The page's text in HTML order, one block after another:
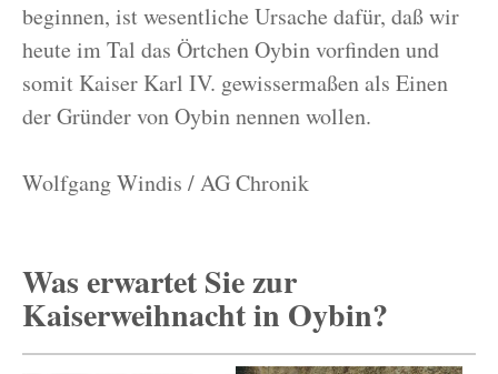
beginnen, ist wesentliche Ursache dafür, daß wir
heute im Tal das Örtchen Oybin vorfinden und
somit Kaiser Karl IV. gewissermaßen als Einen
der Gründer von Oybin nennen wollen.
Wolfgang Windis / AG Chronik
Was erwartet Sie zur
Kaiserweihnacht in Oybin?